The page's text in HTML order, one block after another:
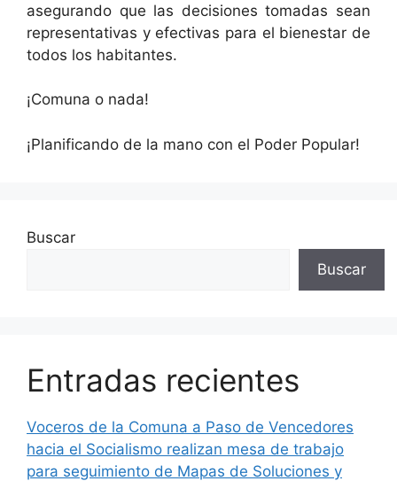
asegurando que las decisiones tomadas sean
representativas y efectivas para el bienestar de
todos los habitantes.
¡Comuna o nada!
¡Planificando de la mano con el Poder Popular!
Buscar
Buscar
Entradas recientes
Voceros de la Comuna a Paso de Vencedores
hacia el Socialismo realizan mesa de trabajo
para seguimiento de Mapas de Soluciones y